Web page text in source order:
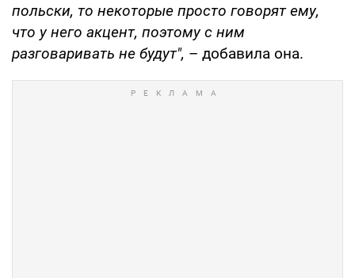
польски, то некоторые просто говорят ему,
что у него акцент, поэтому с ним
разговаривать не будут", – добавила она.